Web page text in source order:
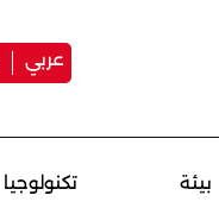
عربي
بيئة تكنولوجيا